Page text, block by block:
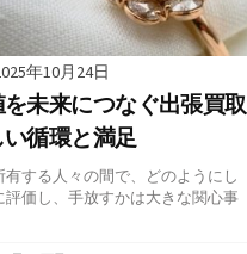
年10月24日
未来につなぐ出張買取
循環と満足
する人々の間で、どのようにし
価し、手放すかは大きな関心事